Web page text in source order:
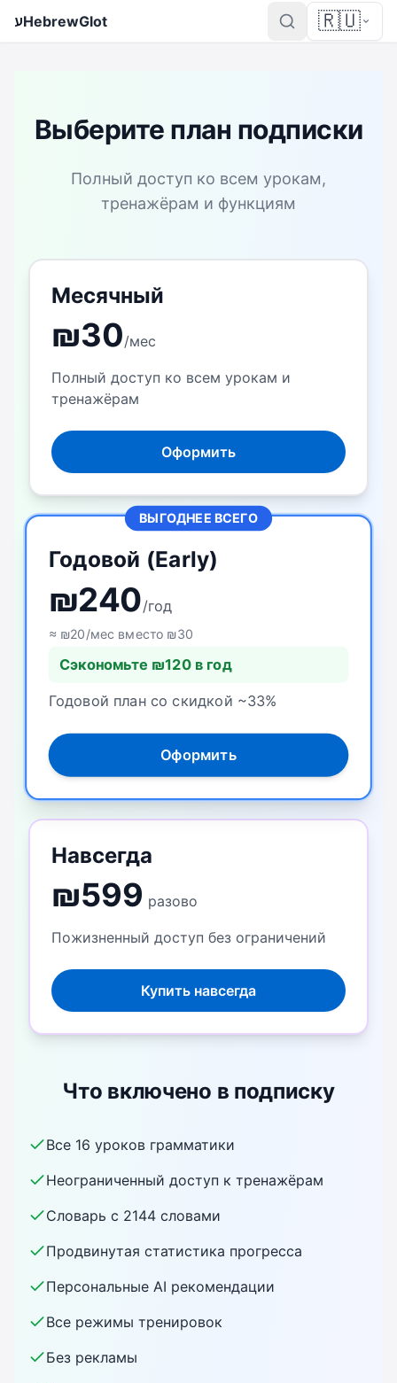
עHebrewGlot 🇷🇺
Выберите план подписки
Полный доступ ко всем урокам,
тренажёрам и функциям
Месячный
₪30/мес
Полный доступ ко всем урокам и
тренажёрам
Оформить
ВЫГОДНЕЕ ВСЕГО
Годовой (Early)
₪240/год
≈ ₪20/мес вместо ₪30
Сэкономьте ₪120 в год
Годовой план со скидкой ~33%
Оформить
Навсегда
₪599 разово
Пожизненный доступ без ограничений
Купить навсегда
Что включено в подписку
Все 16 уроков грамматики
Неограниченный доступ к тренажёрам
Словарь с 2144 словами
Продвинутая статистика прогресса
Персональные AI рекомендации
Все режимы тренировок
Без рекламы